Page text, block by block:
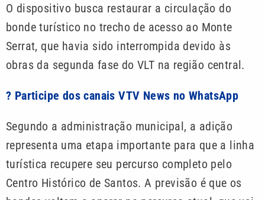
O dispositivo busca restaurar a circulação do
bonde turístico no trecho de acesso ao Monte
Serrat, que havia sido interrompida devido às
obras da segunda fase do VLT na região central.
? Participe dos canais VTV News no WhatsApp
Segundo a administração municipal, a adição
representa uma etapa importante para que a linha
turística recupere seu percurso completo pelo
Centro Histórico de Santos. A previsão é que os